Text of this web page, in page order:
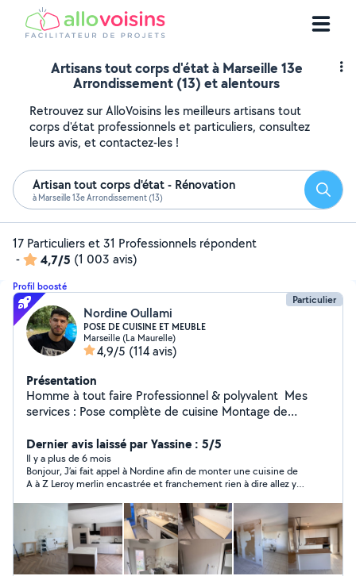
Artisans tout corps d'état à Marseille 13e
Arrondissement (13) et alentours
Retrouvez sur AlloVoisins les meilleurs artisans tout
corps d'état professionnels et particuliers, consultez
leurs avis, et contactez-les !
Artisan tout corps d'état - Rénovation
à Marseille 13e Arrondissement (13)
17 Particuliers et 31 Professionnels répondent
-
4,7/5 (1 003 avis)
Profil boosté
Particulier
Nordine Oullami
POSE DE CUISINE ET MEUBLE
Marseille (La Maurelle)
4,9/5 (114 avis)
Présentation
Homme à tout faire Professionnel & polyvalent ️ Mes
services : Pose complète de cuisine Montage de
meubles Travaux de peinture & placo et tapisserie
Fixation de cadres, étagères, TV murale Électricité &
plomberie Pose de sol (PVC, lino, dalles clipsables)
Faïence Terrasse en bois Professionnel équipé de
matériel de qualité Travail soigné, propre et précis
Intervention rapide Prix très compétitifs Contact : 07 60
54 22 l5 N'hésitez pas à me contacter pour un devis ou
des conseil
Dernier avis laissé par Yassine : 5/5
Il y a plus de 6 mois
Bonjour, J’ai fait appel à Nordine afin de monter une cuisine de
A à Z Leroy merlin encastrée et franchement rien à dire allez y
correct, et les prix sont correctes aussi par rapport au marché.
Pour moi ce sera cinq étoile indiscutable.